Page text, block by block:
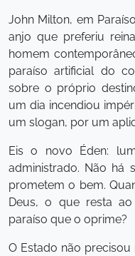
John Milton, em
anjo que preferiu
homem
paraíso artificial do
sobre o próprio
um dia incendiou
um slogan, por um
Eis o novo Éden:
administrado. Não há
prometem o bem.
Deus, o que resta
paraíso que o oprime?
O Estado não